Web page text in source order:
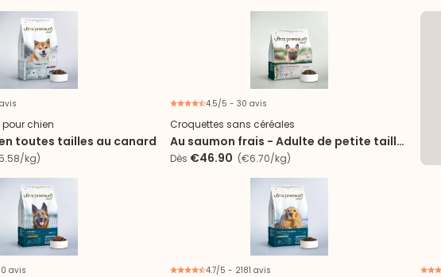
chien
toutes tailles au canard
kg)
4.5/5 - 30 avis
Croquettes sans céréales
Au saumon frais - Adulte de petite taille
(<10kg)
Dès €46.90 (€6.70/kg)
avis 4.7/5 - 2181 avis